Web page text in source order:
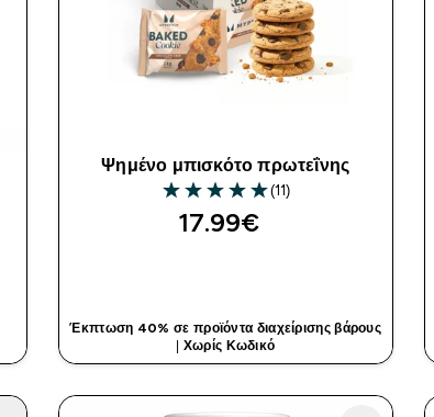
Ψημένο μπισκότο πρωτεΐνης
5 out of 5 stars
(11)
17.99€‎
Έκπτωση 40% σε προϊόντα διαχείρισης βάρους
Χωρίς Κωδικό